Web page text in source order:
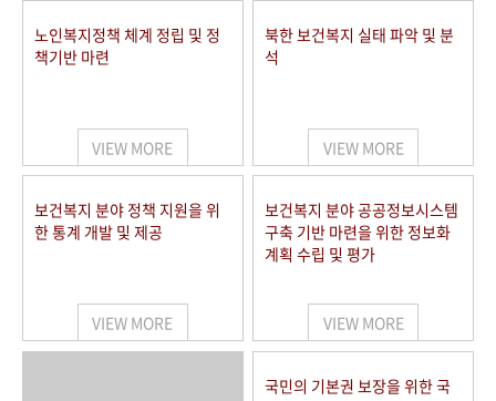
노인복지정책 체계 정립 및 정
책기반 마련
VIEW MORE
북한 보건복지 실태 파악 및 분
석
VIEW MORE
보건복지 분야 정책 지원을 위
한 통계 개발 및 제공
VIEW MORE
보건복지 분야 공공정보시스템
구축 기반 마련을 위한 정보화
계획 수립 및 평가
VIEW MORE
국민의 기본권 보장을 위한 국